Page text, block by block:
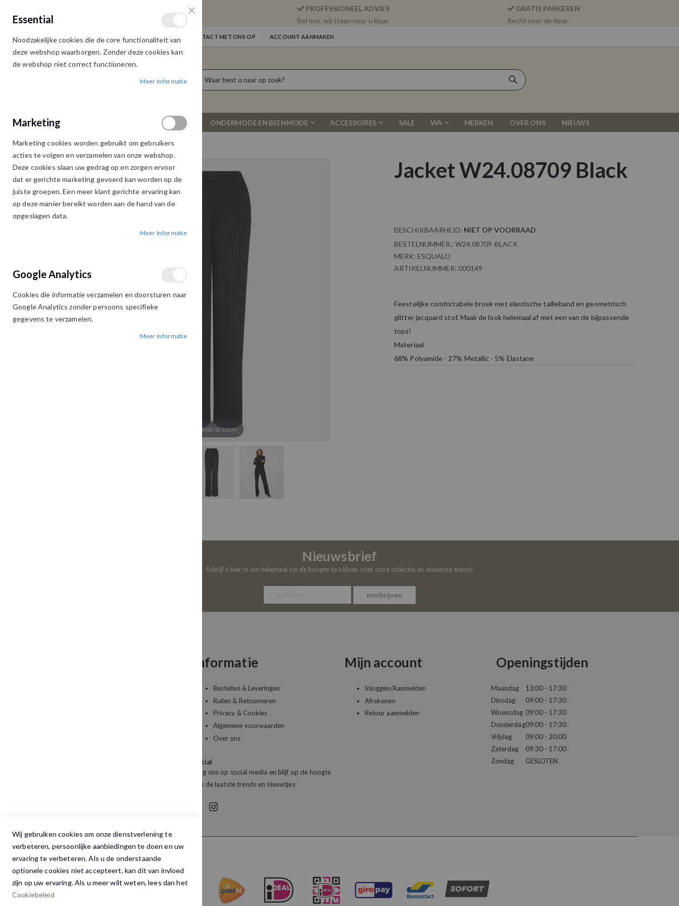
PROFESSIONEEL ADVIES
Bel ons, wij staan voor u klaar
GRATIS PARKEREN
Recht voor de deur
Ga
naar
de
WELKOM NIEUWS INLOGGEN NEEM CONTACT MET ONS OP ACCOUNT AANMAKEN
Cart
DAMESKLEDING ONDERMODE EN BEENMODE ACCESSOIRES SALE WA MERKEN OVER ONS NIEUWS
JACKET W24.08709 BLACK
Ga
naar
einde
Ga
naar
begin
Hover to zoom
Jacket W24.08709 Black
BESCHIKBAARHEID: NIET OP VOORRAAD
BESTELNUMMER.: W24.08709-BLACK
MERK: ESQUALO
ARTIKELNUMMER: 000149
Feestelijke comfortabele broek met elastische tailleband en geometrisch
glitter jacquard stof. Maak de look helemaal af met een van de bijpassende
tops!
Materiaal
68% Polyamide - 27% Metallic - 5% Elastane
Nieuwsbrief
Schrijf u hier in om helemaal op de hoogte te blijven over onze collectie en nieuwste trends
Inschrijven
Informatie
Bestellen & Leveringen
Ruilen & Retourneren
Privacy & Cookies
Algemene voorwaarden
Over ons
Social
Volg ons op social media en blijf op de hoogte
van de laatste trends en nieuwtjes
Mijn account
Inloggen/Aanmelden
Afrekenen
Retour aanmelden
Openingstijden
Maandag
Dinsdag
Woensdag
Donderdag
Vrijdag
Zaterdag
Zondag
13:00 - 17:30
09:00 - 17:30
09:00 - 17:30
09:00 - 17:30
09:00 - 20:00
09:30 - 17:00
GESLOTEN
Essential
Noodzakelijke cookies die de core functionaliteit van
deze webshop waarborgen. Zonder deze cookies kan
de webshop niet correct functioneren.
Meer Informatie
Marketing
Marketing cookies worden gebruikt om gebruikers
acties te volgen en verzamelen van onze webshop.
Deze cookies slaan uw gedrag op en zorgen ervoor
dat er gerichte marketing gevoerd kan worden op de
juiste groepen. Een meer klant gerichte ervaring kan
op deze manier bereikt worden aan de hand van de
opgeslagen data.
Meer Informatie
Google Analytics
Cookies die informatie verzamelen en doorsturen naar
Google Analytics zonder persoons specifieke
gegevens te verzamelen.
Meer Informatie
Wij gebruiken cookies om onze dienstverlening te
verbeteren, persoonlijke aanbiedingen te doen en uw
ervaring te verbeteren. Als u de onderstaande
optionele cookies niet accepteert, kan dit van invloed
zijn op uw ervaring. Als u meer wilt weten, lees dan het
Cookiebeleid